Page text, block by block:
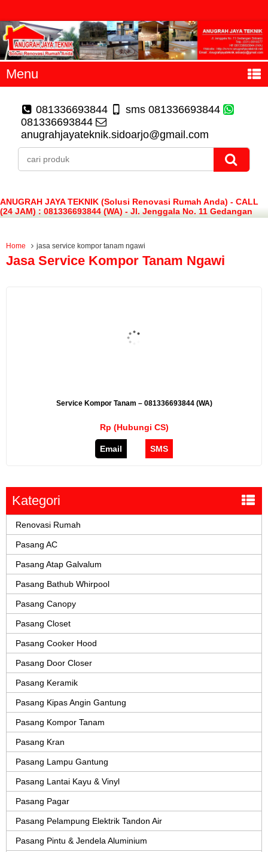
Menu
081336693844
sms 081336693844
081336693844
anugrahjayateknik.sidoarjo@gmail.com
ANUGRAH JAYA TEKNIK (Solusi Renovasi Rumah Anda) - CALL
(24 JAM) : 081336693844 (WA) - Jl. Jenggala No. 11 Gedangan
Sidoarjo
Home jasa service kompor tanam ngawi
Jasa Service Kompor Tanam Ngawi
Service Kompor Tanam – 081336693844 (WA)
Rp (Hubungi CS)
Email SMS
Kategori
Renovasi Rumah
Pasang AC
Pasang Atap Galvalum
Pasang Bathub Whirpool
Pasang Canopy
Pasang Closet
Pasang Cooker Hood
Pasang Door Closer
Pasang Keramik
Pasang Kipas Angin Gantung
Pasang Kompor Tanam
Pasang Kran
Pasang Lampu Gantung
Pasang Lantai Kayu & Vinyl
Pasang Pagar
Pasang Pelampung Elektrik Tandon Air
Pasang Pintu & Jendela Aluminium